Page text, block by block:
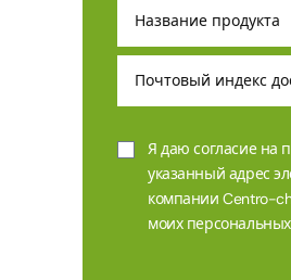
Я даю согласие на
указанный адрес
компании Centro-
моих